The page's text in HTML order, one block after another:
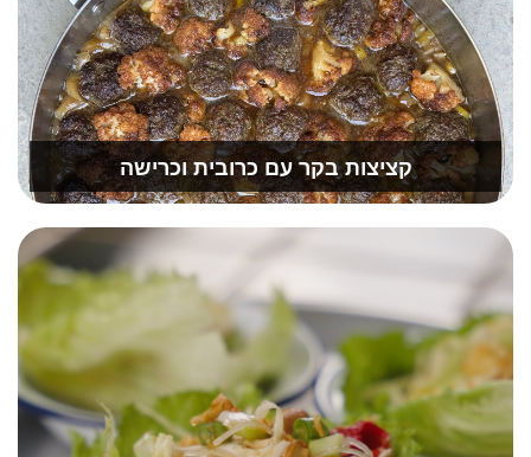
קציצות בקר עם כרובית וכרישה